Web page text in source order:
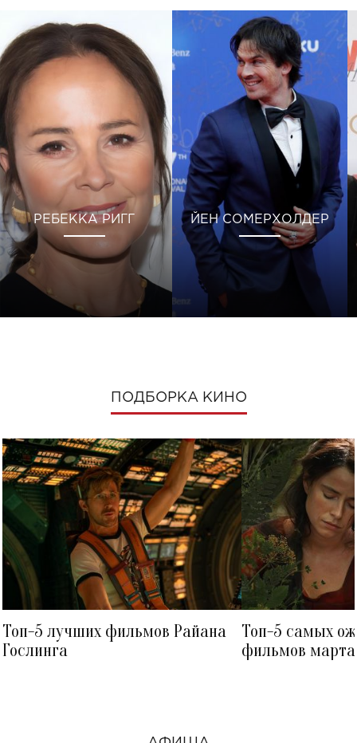
РЕБЕККА РИГГ ЙЕН СОМЕРХОЛДЕР
ПОДБОРКА КИНО
Топ-5 лучших фильмов Райана
Гослинга
Топ-5 самых
фильмов